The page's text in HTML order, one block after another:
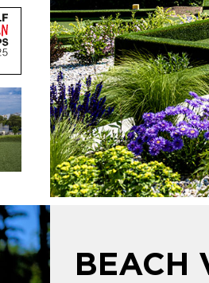
BEACH